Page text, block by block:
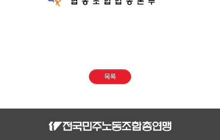
목록